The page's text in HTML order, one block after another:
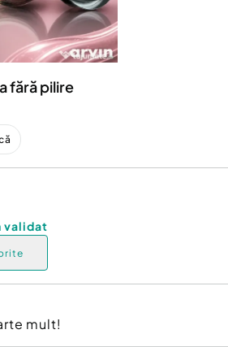
profesionale
fără pilire
validat
mult!